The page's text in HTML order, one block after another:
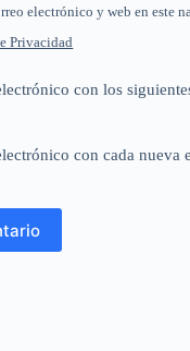
electrónico y web en este
Privacidad
con los
con cada nueva